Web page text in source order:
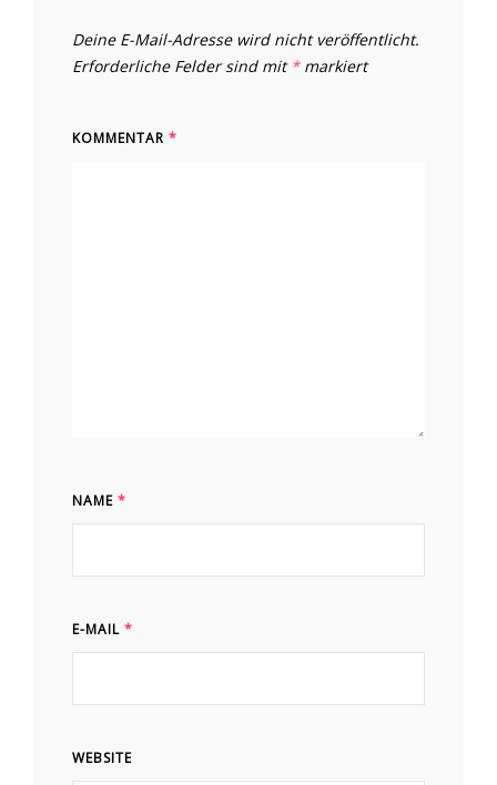
Deine E-Mail-Adresse wird nicht veröffentlicht.
Erforderliche Felder sind mit *markiert
KOMMENTAR *
NAME *
E-MAIL *
WEBSITE